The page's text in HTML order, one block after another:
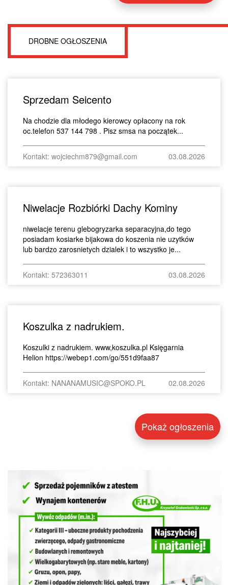
DROBNE OGŁOSZENIA
Sprzedam Seicento
Na chodzie dla młodego kierowcy opłacony na rok
oc.telefon 537 144 798 . Pisz smsa na początek...
Kontakt: wojciechm879@gmail.com 03.08.2026
Niwelacje Rozbiórki Dachy Kominy
niwelacje terenu glebogryzarka separacyjna,do tego
posiadam kosiarke bijakowa do koszenia nie uzytków
lub bardzo zarosnietych dzialek i to wszystko je...
Kontakt: 572363011 03.08.2026
Koszulka z nadrukiem.
Koszulki z nadrukiem. www,koszulka.pl Księgarnia
Helion https://webep1.com/go/551d9faa87
Kontakt: NANANAMUSIC@SPOKO.PL 02.08.2026
Pokaż ogłoszenia